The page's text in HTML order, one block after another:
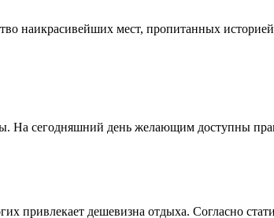
наикрасивейших мест, пропитанных
На сегодняшний день желающим доступны
привлекает дешевизна отдыха. Согласно